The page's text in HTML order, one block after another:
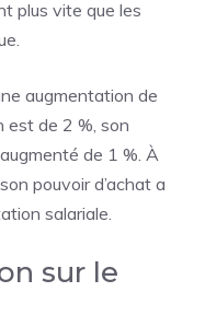
plus vite que les
augmentation de
est de 2 %, son
de 1 %. À
pouvoir d’achat a
salariale.
sur le